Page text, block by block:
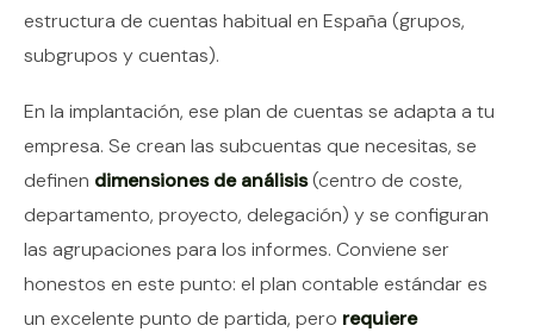
estructura de cuentas habitual en España (grupos,
subgrupos y cuentas).
En la implantación, ese plan de cuentas se adapta a tu
empresa. Se crean las subcuentas que necesitas, se
definen dimensiones de análisis(centro de coste,
departamento, proyecto, delegación) y se configuran
las agrupaciones para los informes. Conviene ser
honestos en este punto: el plan contable estándar es
un excelente punto de partida, pero requiere